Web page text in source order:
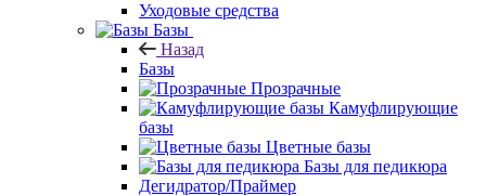
Уходовые средства
Базы
Назад
Базы
Прозрачные
Камуфлирующие
базы
Цветные базы
Базы для педикюра
Дегидратор/Праймер